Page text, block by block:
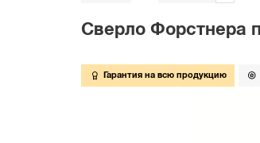
Сверло Форстнера
Гарантия на всю продукцию